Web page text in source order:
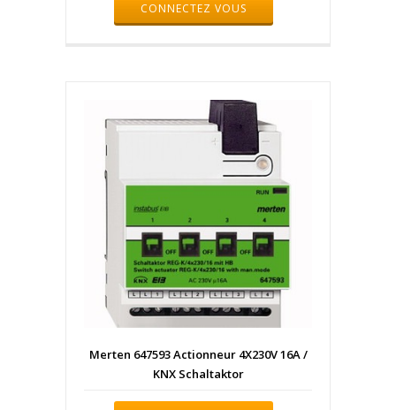
CONNECTEZ VOUS
Merten 647593 Actionneur 4X230V 16A /
KNX Schaltaktor